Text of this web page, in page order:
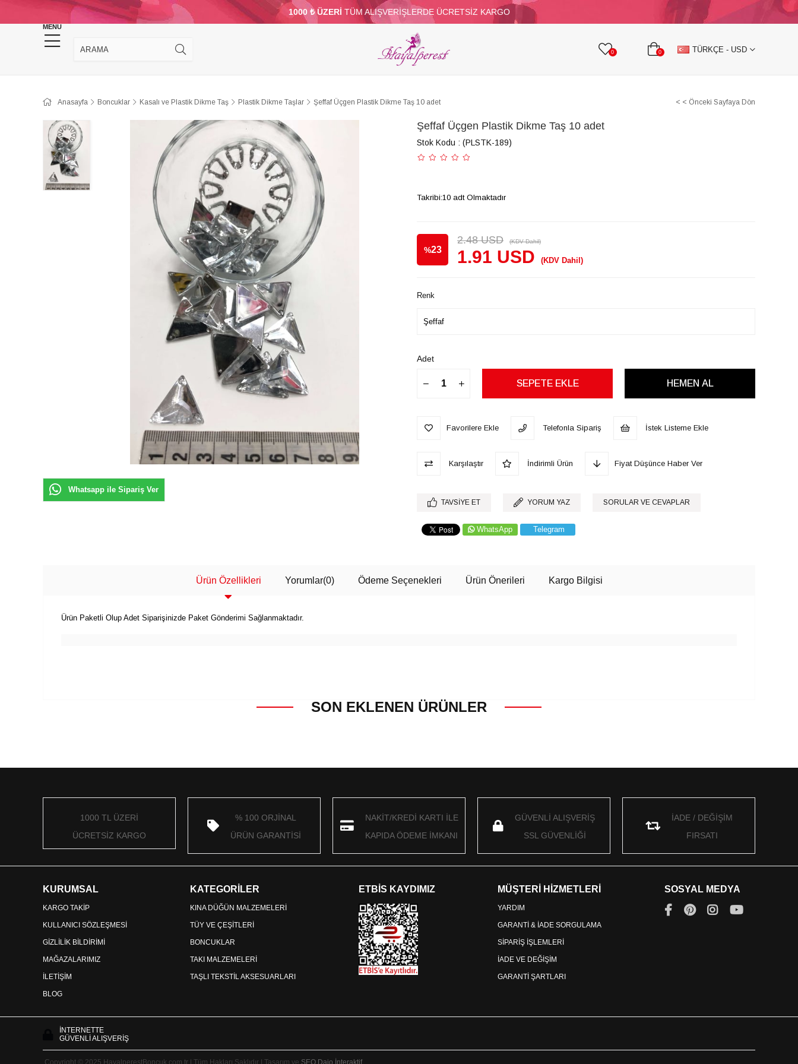
1000 ₺ ÜZERİ TÜM ALIŞVERİŞLERDE ÜCRETSİZ KARGO
MENU
0 0 TÜRKÇE - USD
KINA DÜĞÜN MALZEMELERİ TAKI MALZEMELERİ PARTİ VE SÜS MALZEMELERİ TÜY BONCUKLAR TAŞLI TEKSTİL AKSESUARLARI
TOPTAN DİĞER
Anasayfa Boncuklar Kasalı ve Plastik Dikme Taş Plastik Dikme Taşlar Şeffaf Üçgen Plastik Dikme Taş 10 adet < < Önceki Sayfaya Dön
Whatsapp ile Sipariş Ver
Şeffaf Üçgen Plastik Dikme Taş 10 adet
Stok Kodu (PLSTK-189)
Takribi:10 adt Olmaktadır
%23
2.48 USD (KDV Dahil)
1.91 USD (KDV Dahil)
Renk
Adet
Favorilere Ekle Telefonla Sipariş İstek Listeme Ekle
Karşılaştır İndirimli Ürün Fiyat Düşünce Haber Ver
TAVSIYE ET YORUM YAZ SORULAR VE CEVAPLAR
WhatsApp Telegram
Ürün Özellikleri Yorumlar(0) Ödeme Seçenekleri Ürün Önerileri Kargo Bilgisi
Ürün Paketli Olup Adet Siparişinizde Paket Gönderimi Sağlanmaktadır.
SON EKLENEN ÜRÜNLER
1000 TL ÜZERİ
ÜCRETSİZ KARGO
% 100 ORJİNAL
ÜRÜN GARANTİSİ
NAKİT/KREDİ KARTI İLE
KAPIDA ÖDEME İMKANI
GÜVENLİ ALIŞVERİŞ
SSL GÜVENLİĞİ
İADE / DEĞİŞİM
FIRSATI
KURUMSAL
KARGO TAKİP
KULLANICI SÖZLEŞMESİ
GİZLİLİK BİLDİRİMİ
MAĞAZALARIMIZ
İLETİŞİM
BLOG
KATEGORİLER
KINA DÜĞÜN MALZEMELERİ
TÜY VE ÇEŞİTLERİ
BONCUKLAR
TAKI MALZEMELERİ
TAŞLI TEKSTİL AKSESUARLARI
ETBİS KAYDIMIZ MÜŞTERİ HİZMETLERİ
YARDIM
GARANTİ & İADE SORGULAMA
SİPARİŞ İŞLEMLERİ
İADE VE DEĞİŞİM
GARANTİ ŞARTLARI
SOSYAL MEDYA
İNTERNETTE
GÜVENLİ ALIŞVERİŞ
Copyright © 2025 HayalperestBoncuk.com.tr | Tüm Hakları Saklıdır | Tasarım ve SEO Daio İnteraktif